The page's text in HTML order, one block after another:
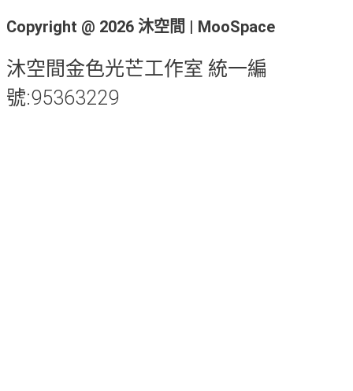
Copyright @ 2026 沐空間 | MooSpace
沐空間金色光芒工作室 統一編
號:95363229